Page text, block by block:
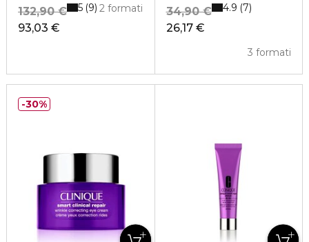
93,03 €
132,90 € 2 formati
5 9
26,17 €
34,90 €
3 formati
4.9 7
30%